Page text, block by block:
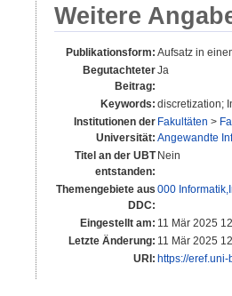
Weitere
Publikationsform: Aufsatz in
Begutachteter
Beitrag:
Ja
Keywords: discretization;
Institutionen der
Universität:
Fakultäten >
Angewandte
Titel an der UBT
entstanden:
Nein
Themengebiete aus
DDC:
000
Eingestellt am: 11 Mär 2025
Letzte Änderung: 11 Mär 2025
URI: https://